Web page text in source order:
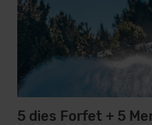
5 dies Forfet + 5